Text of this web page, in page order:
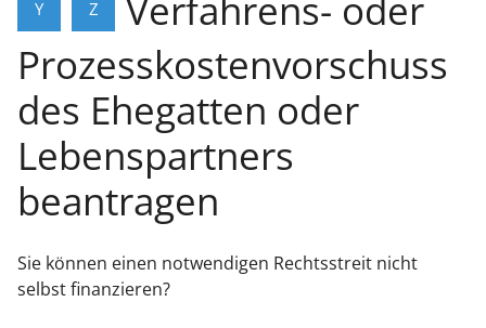
Y Z
Verfahrens- oder
Prozesskostenvorschuss
des Ehegatten oder
Lebenspartners
beantragen
Sie können einen notwendigen Rechtsstreit nicht
selbst finanzieren?